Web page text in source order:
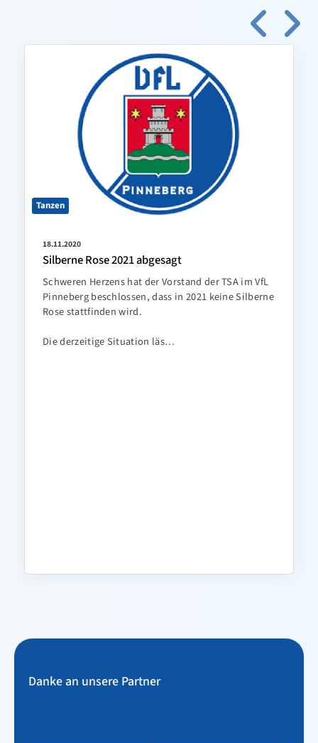
Tanzen
18.11.2020
Silberne Rose 2021 abgesagt
Schweren Herzens hat der Vorstand der TSA im VfL
Pinneberg beschlossen, dass in 2021 keine Silberne
Rose stattfinden wird.
Die derzeitige Situation läs…
Danke an unsere Partner